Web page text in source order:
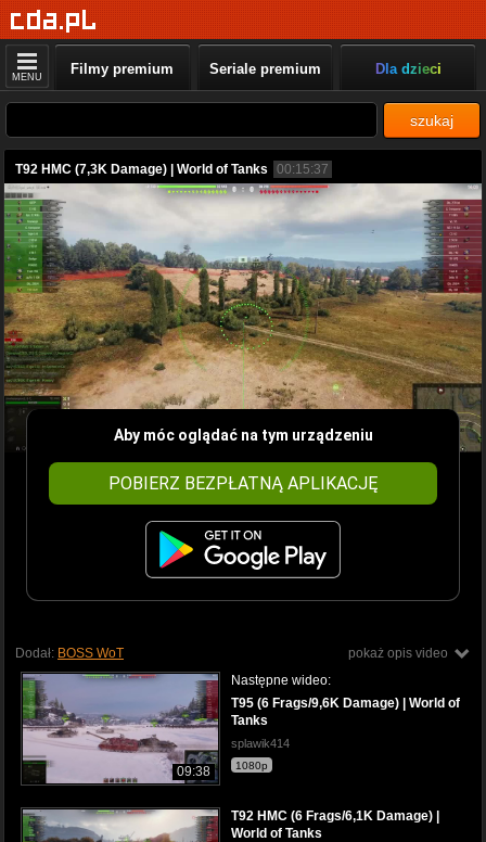
MENU Filmy premium Seriale premium Dla dzieci
szukaj
T92 HMC (7,3K Damage) | World of Tanks 00:15:37
Aby móc oglądać na tym urządzeniu
POBIERZ BEZPŁATNĄ APLIKACJĘ
pokaż opis video
Dodał: BOSS WoT
09:38
Następne wideo:
T95 (6 Frags/9,6K Damage) | World of
Tanks
splawik414
1080p
T92 HMC (6 Frags/6,1K Damage) |
World of Tanks